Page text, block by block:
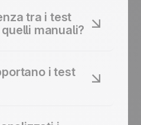
tra i test
manuali?
invia automaticamente la
manuale utilizza un
di automazione.
i test
notifiche push su